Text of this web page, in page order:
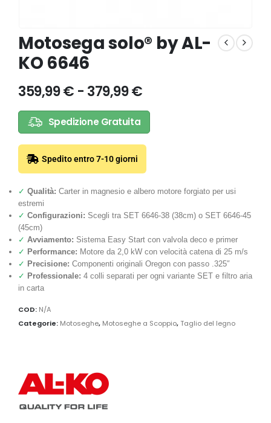
Motosega solo® by AL-
KO 6646
359,99€ - 379,99€
Spedizione Gratuita
Spedito entro 7-10 giorni
✓ Qualità: Carter in magnesio e albero motore forgiato per usi
estremi
✓ Configurazioni: Scegli tra SET 6646-38 (38cm) o SET 6646-45
(45cm)
✓ Avviamento: Sistema Easy Start con valvola deco e primer
✓ Performance: Motore da 2,0 kW con velocità catena di 25 m/s
✓ Precisione: Componenti originali Oregon con passo .325″
✓ Professionale: 4 colli separati per ogni variante SET e filtro aria
in carta
COD: N/A
Categorie: Motoseghe, Motoseghe a Scoppio,Taglio del legno